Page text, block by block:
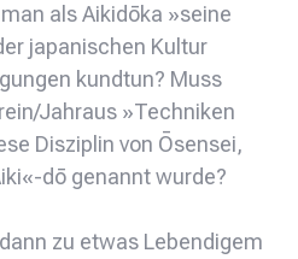
als Aikidōka »seine
japanischen Kultur
kundtun? Muss
Jahraus »Techniken
Disziplin von Ōsensei,
dō genannt wurde?
zu etwas Lebendigem